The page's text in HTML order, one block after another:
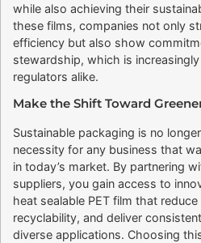
while also achieving their
these films, companies not only
efficiency but also show
stewardship, which is
regulators alike.
Make the Shift Toward
Sustainable packaging is no
necessity for any business that
in today’s market. By partnering
suppliers, you gain access to
heat sealable PET film that
recyclability, and deliver
diverse applications. Choosing